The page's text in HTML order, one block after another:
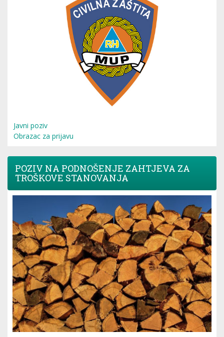
Javni poziv
Obrazac za prijavu
POZIV NA PODNOŠENJE ZAHTJEVA ZA
TROŠKOVE STANOVANJA